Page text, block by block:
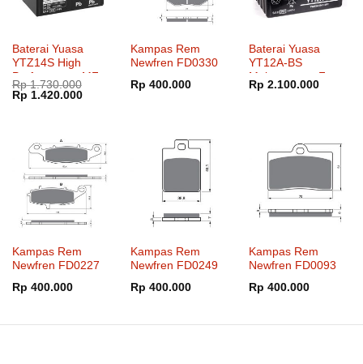
Baterai Yuasa
YTZ14S High
Performance MF
Rp1.730.000
Harga
aslinya
Rp 1.420.000Harga
Kampas Rem
Newfren FD0330
Rp 400.000
Baterai Yuasa
YT12A-BS
Maintenance Free
Rp 2.100.000
Kampas Rem
Newfren FD0227
Rp 400.000
Kampas Rem
Newfren FD0249
Rp 400.000
Kampas Rem
Newfren FD0093
Rp 400.000